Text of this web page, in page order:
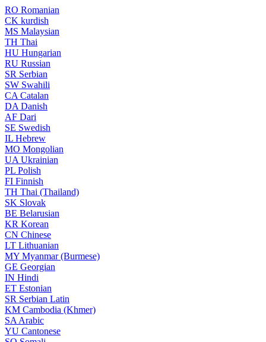
RO Romanian
CK kurdish
MS Malaysian
TH Thai
HU Hungarian
RU Russian
SR Serbian
SW Swahili
CA Catalan
DA Danish
AF Dari
SE Swedish
IL Hebrew
MO Mongolian
UA Ukrainian
PL Polish
FI Finnish
TH Thai (Thailand)
SK Slovak
BE Belarusian
KR Korean
CN Chinese
LT Lithuanian
MY Myanmar (Burmese)
GE Georgian
IN Hindi
ET Estonian
SR Serbian Latin
KM Cambodia (Khmer)
SA Arabic
YU Cantonese